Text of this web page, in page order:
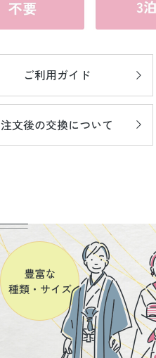
ご利用ガイド
注文後の交換について